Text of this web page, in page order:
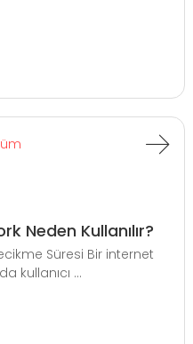
Neden Kullanılır?
Süresi Bir internet
kullanıcı ...